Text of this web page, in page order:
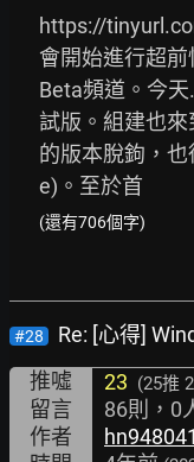
https://
會開始進行超
Beta頻道。今
試版。組建也
的版本脫鉤，也
e)。至於首
(還有706個字)
#28
Re: [心得]
推噓
23 (25推
留言 86則，0
作者